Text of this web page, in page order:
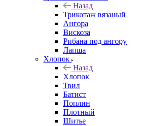
Назад
Трикотаж вязаный
Ангора
Вискоза
Рибана под ангору
Лапша
Хлопок
Назад
Хлопок
Твил
Батист
Поплин
Плотный
Шитье